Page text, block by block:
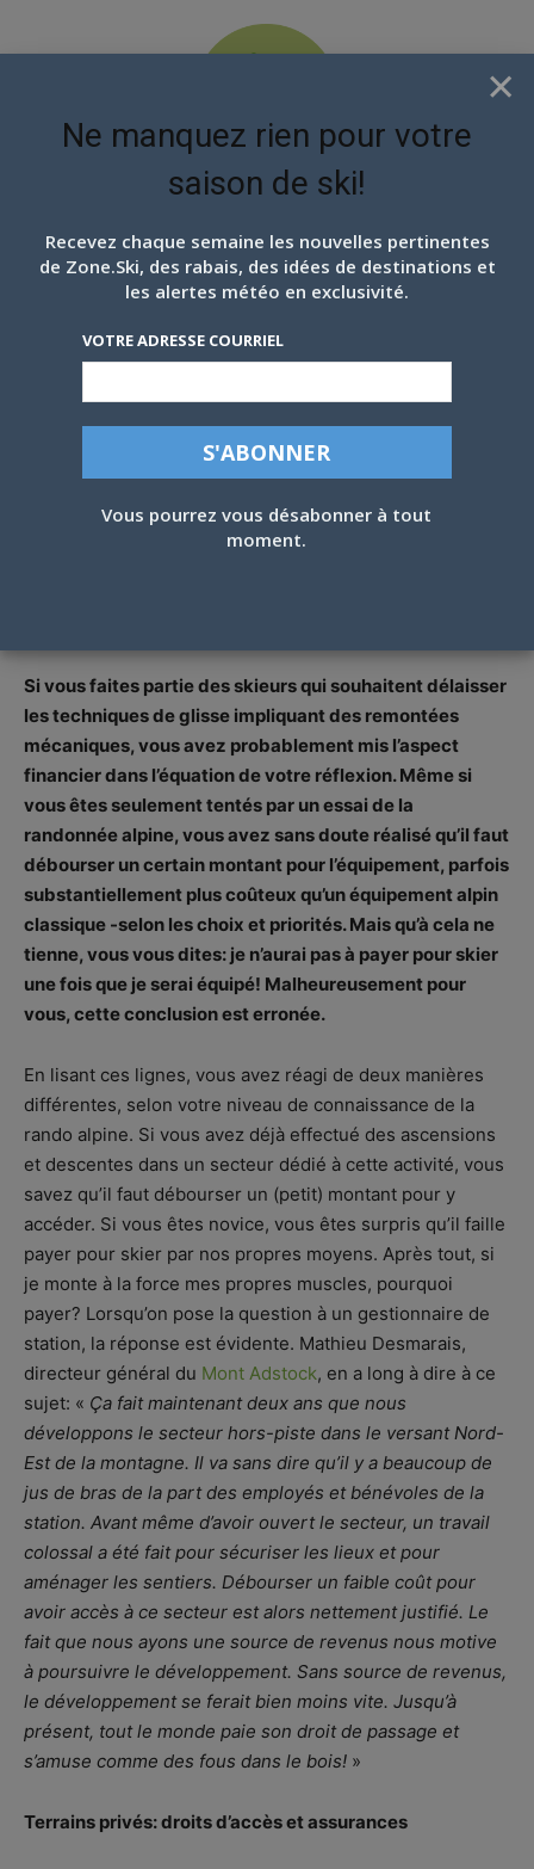
EN ATTENDANT LES
RANDONNÉE ALPINE: POURQUOI PAYER
DES DROITS D’ACCÈS?
Si vous faites partie des skieurs qui souhaitent délaisser
les techniques de glisse impliquant des remontées
mécaniques, vous avez probablement mis l’aspect
financier dans l’équation de votre réflexion. Même si
vous êtes seulement tentés par un essai de la
randonnée alpine, vous avez sans doute réalisé qu’il faut
débourser un certain montant pour l’équipement, parfois
substantiellement plus coûteux qu’un équipement alpin
classique -selon les choix et priorités. Mais qu’à cela ne
tienne, vous vous dites: je n’aurai pas à payer pour skier
une fois que je serai équipé! Malheureusement pour
vous, cette conclusion est erronée.
En lisant ces lignes, vous avez réagi de deux manières
différentes, selon votre niveau de connaissance de la
rando alpine. Si vous avez déjà effectué des ascensions
et descentes dans un secteur dédié à cette activité, vous
savez qu’il faut débourser un (petit) montant pour y
accéder. Si vous êtes novice, vous êtes surpris qu’il faille
payer pour skier par nos propres moyens. Après tout, si
je monte à la force mes propres muscles, pourquoi
payer? Lorsqu’on pose la question à un gestionnaire de
station, la réponse est évidente. Mathieu Desmarais,
directeur général du Mont Adstock, en a long à dire à ce
sujet: « Ça fait maintenant deux ans que nous
développons le secteur hors-piste dans le versant Nord-
Est de la montagne. Il va sans dire qu’il y a beaucoup de
jus de bras de la part des employés et bénévoles de la
station. Avant même d’avoir ouvert le secteur, un travail
colossal a été fait pour sécuriser les lieux et pour
aménager les sentiers. Débourser un faible coût pour
avoir accès à ce secteur est alors nettement justifié. Le
fait que nous ayons une source de revenus nous motive
à poursuivre le développement. Sans source de revenus,
le développement se ferait bien moins vite. Jusqu’à
présent, tout le monde paie son droit de passage et
s’amuse comme des fous dans le bois! »
Terrains privés: droits d’accès et assurances
×
Ne manquez rien pour votre
saison de ski!
Recevez chaque semaine les nouvelles pertinentes
de Zone.Ski, des rabais, des idées de destinations et
les alertes météo en exclusivité.
VOTRE ADRESSE COURRIEL
Vous pourrez vous désabonner à tout
moment.